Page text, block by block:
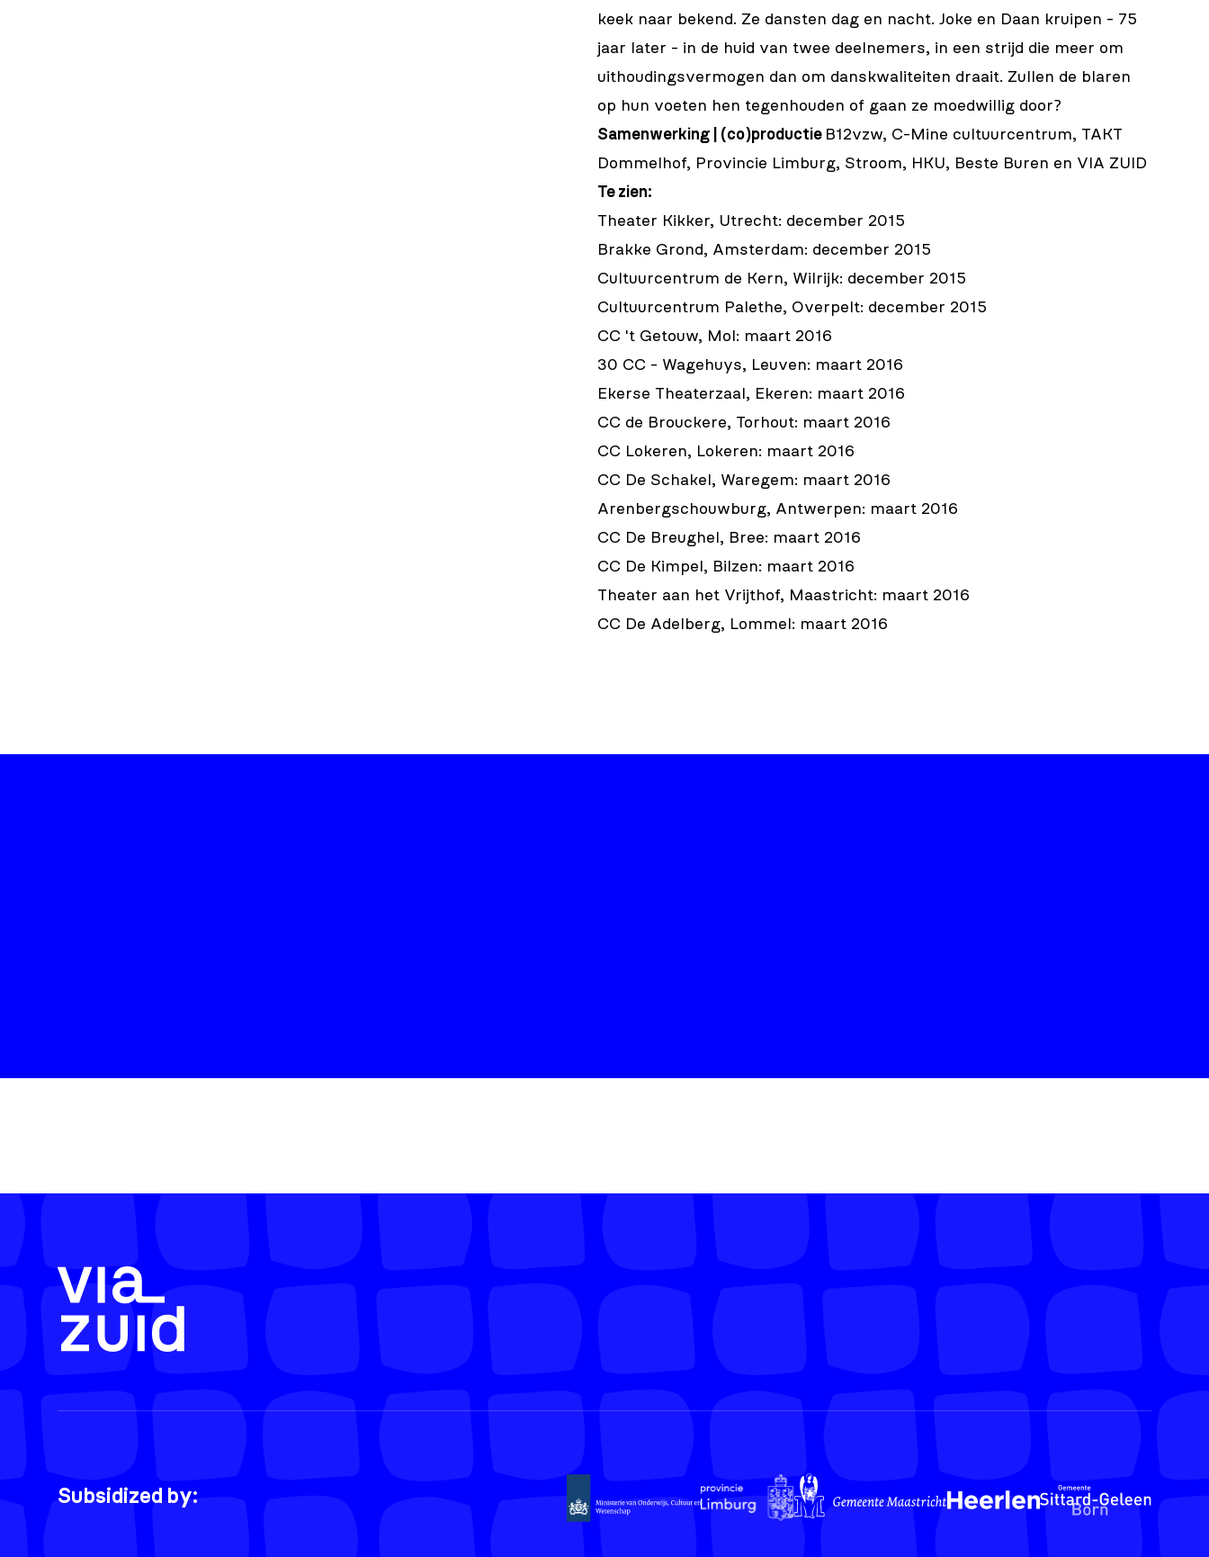
keek naar bekend. Ze dansten dag en nacht. Joke en Daan kruipen - 75
jaar later - in de huid van twee deelnemers, in een strijd die meer om
uithoudingsvermogen dan om danskwaliteiten draait. Zullen de blaren
op hun voeten hen tegenhouden of gaan ze moedwillig door?
Samenwerking | (co)productie B12vzw, C-Mine cultuurcentrum, TAKT
Dommelhof, Provincie Limburg, Stroom, HKU, Beste Buren en VIA ZUID
Te zien:
Theater Kikker, Utrecht: december 2015
Brakke Grond, Amsterdam: december 2015
Cultuurcentrum de Kern, Wilrijk: december 2015
Cultuurcentrum Palethe, Overpelt: december 2015
CC 't Getouw, Mol: maart 2016
30 CC - Wagehuys, Leuven: maart 2016
Ekerse Theaterzaal, Ekeren: maart 2016
CC de Brouckere, Torhout: maart 2016
CC Lokeren, Lokeren: maart 2016
CC De Schakel, Waregem: maart 2016
Arenbergschouwburg, Antwerpen: maart 2016
CC De Breughel, Bree: maart 2016
CC De Kimpel, Bilzen: maart 2016
Theater aan het Vrijthof, Maastricht: maart 2016
CC De Adelberg, Lommel: maart 2016
Subsidized by: